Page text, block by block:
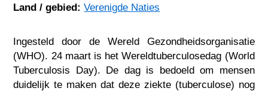
Land / gebied: Verenigde Naties
Ingesteld door de Wereld Gezondheidsorganisatie
(WHO). 24 maart is het Wereldtuberculosedag (World
Tuberculosis Day). De dag is bedoeld om mensen
duidelijk te maken dat deze ziekte (tuberculose) nog